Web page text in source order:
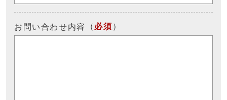
お問い合わせ内容 （ 必須 ）